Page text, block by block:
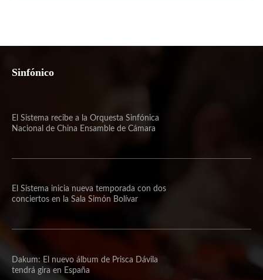
Sinfónico
El Sistema recibe a la Orquesta Sinfónica
Nacional de China Ensamble de Cámara
El Sistema inicia nueva temporada con dos
conciertos en la Sala Simón Bolívar
Dakum: El nuevo álbum de Prisca Dávila
tendrá gira en España